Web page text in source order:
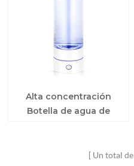
Alta concentración
Botella de agua de
Un total de